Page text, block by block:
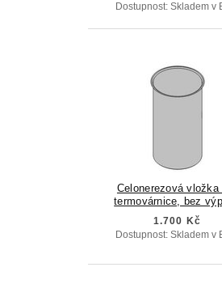
Dostupnost: Skladem v
Celonerezová vložka
termovárnice, bez
1.700 Kč
Dostupnost: Skladem v